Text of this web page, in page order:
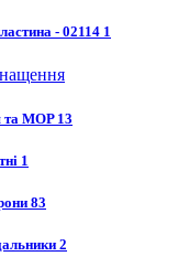
- 02114 1
MOP 13
1
83
2